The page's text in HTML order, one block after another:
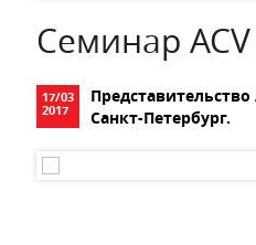
Семинар
17/03
2017
Санкт-Петербург.